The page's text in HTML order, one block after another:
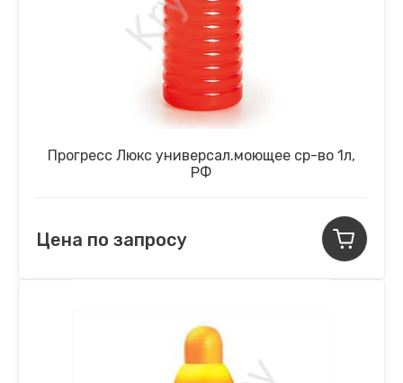
Прогресс Люкс универсал.моющее ср-во 1л,
РФ
Цена по запросу